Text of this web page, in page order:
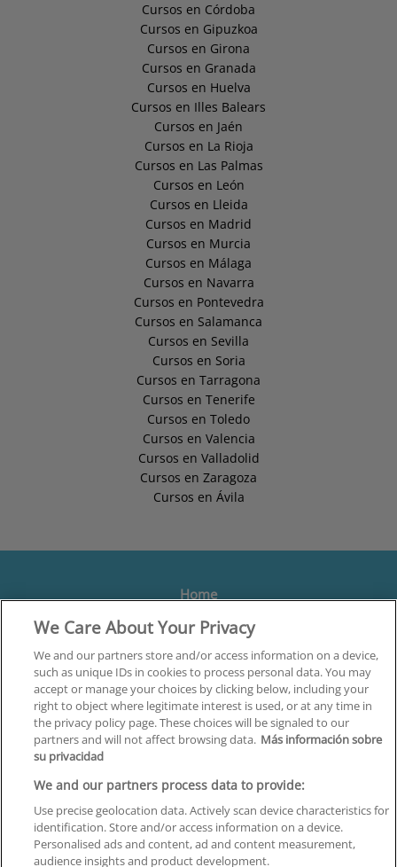
Cursos en Córdoba
Cursos en Gipuzkoa
Cursos en Girona
Cursos en Granada
Cursos en Huelva
Cursos en Illes Balears
Cursos en Jaén
Cursos en La Rioja
Cursos en Las Palmas
Cursos en León
Cursos en Lleida
Cursos en Madrid
Cursos en Murcia
Cursos en Málaga
Cursos en Navarra
Cursos en Pontevedra
Cursos en Salamanca
Cursos en Sevilla
Cursos en Soria
Cursos en Tarragona
Cursos en Tenerife
Cursos en Toledo
Cursos en Valencia
Cursos en Valladolid
Cursos en Zaragoza
Cursos en Ávila
Home
Formación
Centros
Orientación
Quiénes somos
Contacta
Aviso Legal
Política de Privacidad
Política de Cookies
We Care About Your Privacy
We and our partners store and/or access information on a device,
such as unique IDs in cookies to process personal data. You may
accept or manage your choices by clicking below, including your
right to object where legitimate interest is used, or at any time in
the privacy policy page. These choices will be signaled to our
partners and will not affect browsing data. Más información sobre
su privacidad
We and our partners process data to provide:
Use precise geolocation data. Actively scan device characteristics for
identification. Store and/or access information on a device.
Personalised ads and content, ad and content measurement,
audience insights and product development.